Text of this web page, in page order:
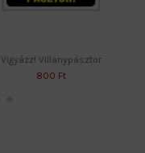
Vigyázz! Villanypásztor
800 Ft